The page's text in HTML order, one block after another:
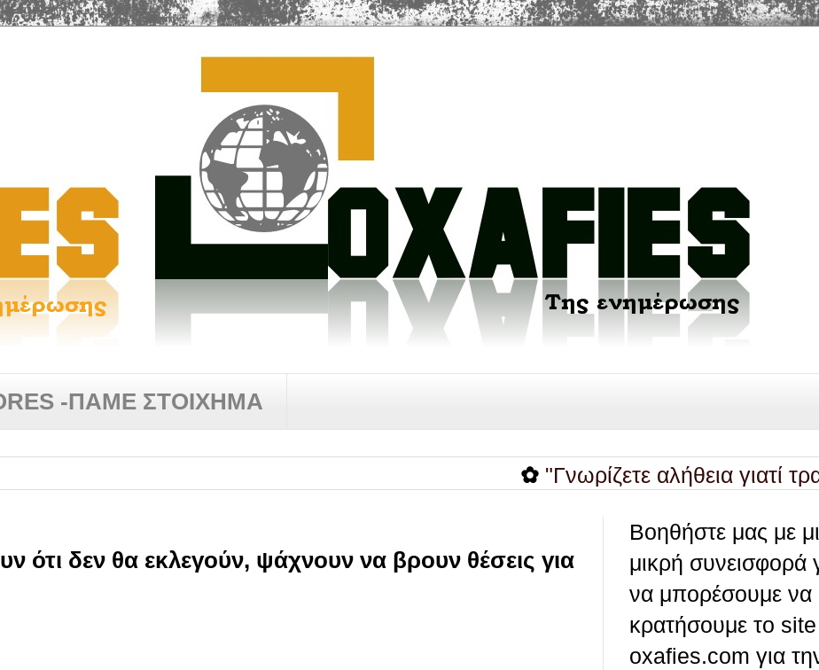
-ΠΑΜΕ ΣΤΟΙΧΗΜΑ
"Γνωρίζετε αλήθεια γιατί
ότι δεν θα εκλεγούν, ψάχνουν να βρουν θέσεις για
Βοηθήστε μας με
μικρή συνεισφορά
να μπορέσουμε να
κρατήσουμε το site
oxafies.com για